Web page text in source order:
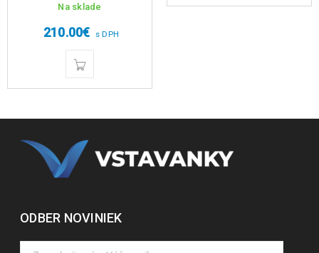
Na sklade
210.00€ s DPH
ODBER NOVINIEK